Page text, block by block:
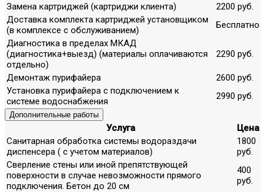
Замена картриджей (картриджи клиента)
2200 руб.
Доставка комплекта картриджей установщиком
(в комплексе с обслуживанием)
Бесплатно
Диагностика в пределах МКАД
(диагностика+выезд) (материалы оплачиваются
отдельно)
2290 руб.
Демонтаж пурифайера
2600 руб.
Установка пурифайера с подключением к
системе водоснабжения
2990 руб.
Дополнительные работы
Услуга
Цена
Санитарная обработка системы водораздачи
диспенсера ( с учетом материалов)
1800
руб.
Сверление стены или иной препятствующей
поверхности в случае невозможности прямого
подключения. Бетон до 20 см
400
руб.